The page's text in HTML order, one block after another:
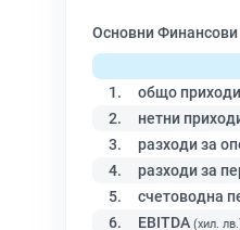
Основни
1.
общо приходи
2. нетни
3. разходи за
4. разходи за
5. счетоводна
6. EBITDA (хил.